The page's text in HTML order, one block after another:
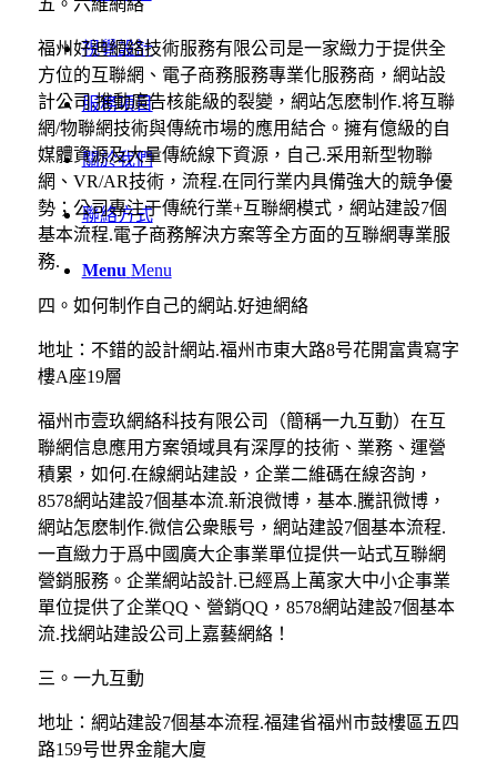
視覺設計
服務項目
關於我們
聯絡方式
Menu Menu
福州好迪網絡技術服務有限公司是一家緻力于提供全
方位的互聯網、電子商務服務專業化服務商，網站設
計公司.推動廣告核能級的裂變，網站怎麽制作.将互聯
網/物聯網技術與傳統市場的應用結合。擁有億級的自
媒體資源及大量傳統線下資源，自己.采用新型物聯
網、VR/AR技術，流程.在同行業内具備強大的競争優
勢；公司專注于傳統行業+互聯網模式，網站建設7個
基本流程.電子商務解決方案等全方面的互聯網專業服
務.
四。如何制作自己的網站.好迪網絡
地址：不錯的設計網站.福州市東大路8号花開富貴寫字
樓A座19層
福州市壹玖網絡科技有限公司（簡稱一九互動）在互
聯網信息應用方案領域具有深厚的技術、業務、運營
積累，如何.在線網站建設，企業二維碼在線咨詢，
8578網站建設7個基本流.新浪微博，基本.騰訊微博，
網站怎麽制作.微信公衆賬号，網站建設7個基本流程.
一直緻力于爲中國廣大企事業單位提供一站式互聯網
營銷服務。企業網站設計.已經爲上萬家大中小企事業
單位提供了企業QQ、營銷QQ，8578網站建設7個基本
流.找網站建設公司上嘉藝網絡！
三。一九互動
地址：網站建設7個基本流程.福建省福州市鼓樓區五四
路159号世界金龍大廈